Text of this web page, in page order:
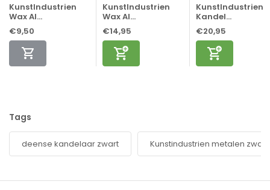
KunstIndustrien
Wax Al...
€9,50
KunstIndustrien
Wax Al...
€14,95
KunstIndustrien
Kandel...
€20,95
Tags
deense kandelaar zwart Kunstindustrien metalen